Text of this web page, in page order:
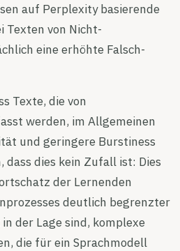
auf Perplexity basierende
Texten von Nicht-
eine erhöhte Falsch-
Texte, die von
werden, im Allgemeinen
und geringere Burstiness
dass dies kein Zufall ist: Dies
der Lernenden
deutlich begrenzter
der Lage sind, komplexe
die für ein Sprachmodell